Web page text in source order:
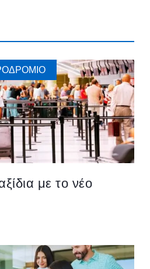
με το νέο